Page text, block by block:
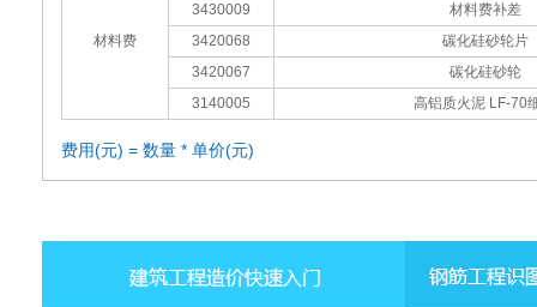
材料费
3430009
材料费补差
3420068
碳化硅砂轮片
3420067
碳化硅砂轮
3140005
高铝质火泥 LF-70
费用(元) = 数量 * 单价(元)